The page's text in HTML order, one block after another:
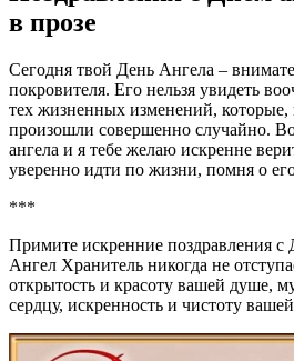
в прозе
Сегодня твой День Ангела –
покровителя. Его нельзя увидеть
тех жизненных изменений, которые,
произошли совершенно случайно.
ангела и я тебе желаю искренне
уверенно идти по жизни, помня о
***
Примите искренние поздравления
Ангел Хранитель никогда не
открытость и красоту вашей душе,
сердцу, искренность и чистоту